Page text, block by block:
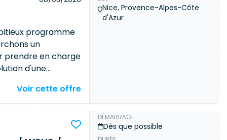
quelques
pour des
- Participer ou
de production
et consignes
d'étude
à 7 ans
programme
un
prendre en charge
d'une
un
par l'ensemble
Voir cette offre
Nice, Provence-Alpes-Côte
d'Azur
DÉMARRAGE
Dès que possible